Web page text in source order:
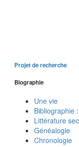
Projet de recherche
Biographie
Une vie
Bibliographie
Littérature
Généalogie
Chronologie